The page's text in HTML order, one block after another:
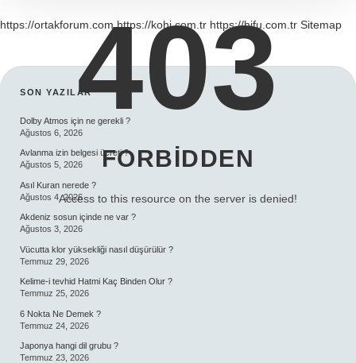
https://ortakforum.com https://kohi.com.tr https://hifu.com.tr Sitemap
SIDEBAR
SON YAZILAR
Dolby Atmos için ne gerekli ?
Ağustos 6, 2026
Avlanma izin belgesi ücreti ?
Ağustos 5, 2026
Asıl Kuran nerede ?
Ağustos 4, 2026
Akdeniz sosun içinde ne var ?
Ağustos 3, 2026
Vücutta klor yüksekliği nasıl düşürülür ?
Temmuz 29, 2026
Kelime-i tevhid Hatmi Kaç Binden Olur ?
Temmuz 25, 2026
6 Nokta Ne Demek ?
Temmuz 24, 2026
Japonya hangi dil grubu ?
Temmuz 23, 2026
403
FORBIDDEN
Access to this resource on the server is denied!